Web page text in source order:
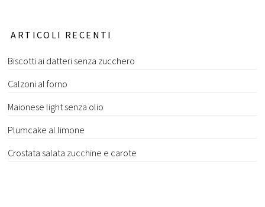
ARTICOLI RECENTI
Biscotti ai datteri senza zucchero
Calzoni al forno
Maionese light senza olio
Plumcake al limone
Crostata salata zucchine e carote